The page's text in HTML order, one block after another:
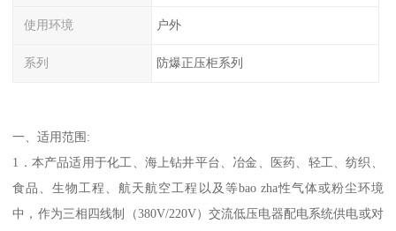
使用环境 户外
系列 防爆正压柜系列
一、适用范围:
1．本产品适用于化工、海上钻井平台、冶金、医药、轻工、纺织、
食品、生物工程、航天航空工程以及等bao zha性气体或粉尘环境
中，作为三相四线制（380V/220V）交流低压电器配电系统供电或对